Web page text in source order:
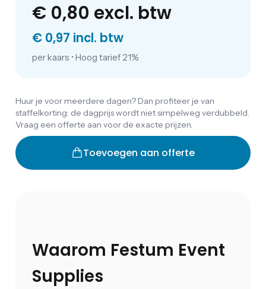
€ 0,80 excl. btw
€ 0,97 incl. btw
per kaars • Hoog tarief 21%
Huur je voor meerdere dagen? Dan profiteer je van
staffelkorting: de dagprijs wordt niet simpelweg verdubbeld.
Vraag een offerte aan voor de exacte prijzen.
Toevoegen aan offerte
Waarom Festum Event
Supplies